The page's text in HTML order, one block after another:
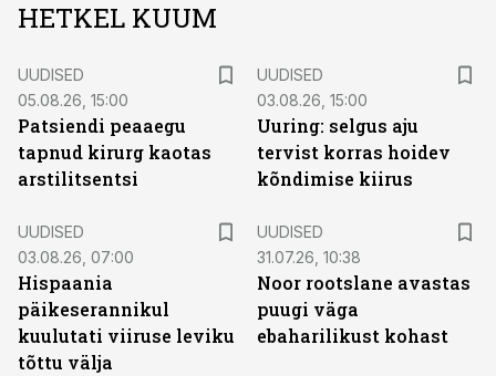
HETKEL KUUM
UUDISED
05.08.26, 15:00
Patsiendi peaaegu
tapnud kirurg kaotas
arstilitsentsi
UUDISED
03.08.26, 15:00
Uuring: selgus aju
tervist korras hoidev
kõndimise kiirus
UUDISED
03.08.26, 07:00
Hispaania
päikeserannikul
kuulutati viiruse leviku
tõttu välja
UUDISED
31.07.26, 10:38
Noor rootslane avastas
puugi väga
ebaharilikust kohast